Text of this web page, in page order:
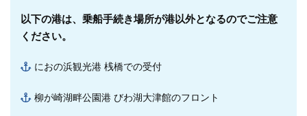
以下の港は、乗船手続き場所が港以外となるのでご注意
ください。
におの浜観光港 桟橋での受付
柳が崎湖畔公園港 びわ湖大津館のフロント